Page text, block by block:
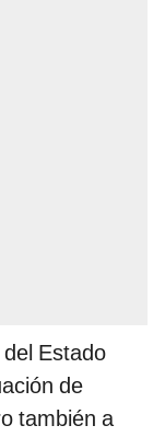
Estado
de
también a